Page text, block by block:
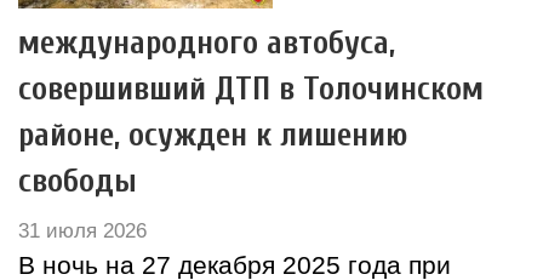
международного автобуса,
совершивший ДТП в Толочинском
районе, осужден к лишению
свободы
31 июля 2026
В ночь на 27 декабря 2025 года при